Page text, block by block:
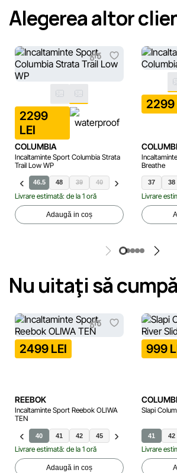
erori în cel mai scurt termen rezonabil.
Alegerea altor
2299
LEI
COLUMBIA
Incaltaminte Sport Columbia Strata
Trail Low WP
46 46.5 48 39 40 40.5
Livrare estimată: de la 1 oră
Adaugă in coș
2299
Breathe
37 38
Livrare
36.5 37
Nu uitaţi să
2499 LEI
REEBOK
Incaltaminte Sport Reebok OLIWA
TEN
40 41 42 45 43
Livrare estimată: de la 1 oră
Adaugă in coș
999
Slapi
41 42
Livrare